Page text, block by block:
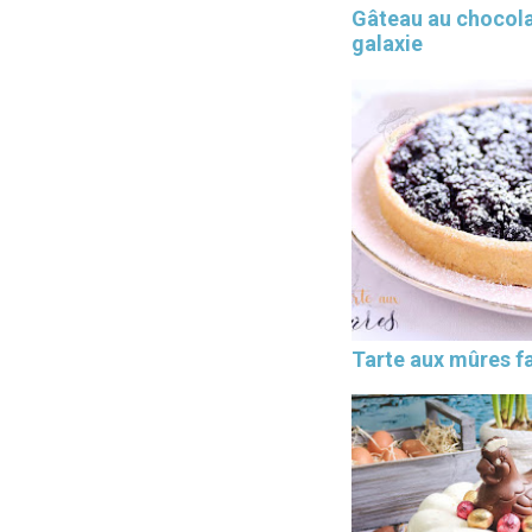
Gâteau au
galaxie
Tarte aux mûres